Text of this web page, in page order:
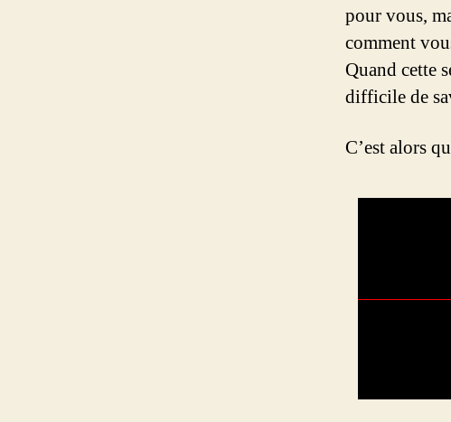
pour vous,
comment
Quand cette
difficile de
C’est alors